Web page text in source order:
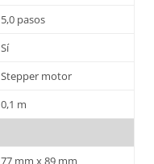
5,0 pasos
Sí
Stepper motor
0,1 m
77 mm x 89 mm